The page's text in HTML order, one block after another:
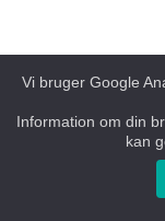
Vi bruger Google
Information om din
kan